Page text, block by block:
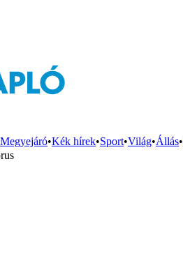
Megyejáró•Kék hírek•Sport•Világ•Állás•